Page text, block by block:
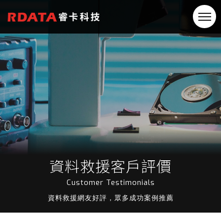
資料救援客戶評價
Customer Testimonials
資料救援網友好評，眾多成功案例推薦